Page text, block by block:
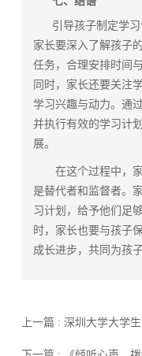
引导孩子制定学习
家长要深入了解孩子
任务，合理安排时间
同时，家长还要关注
学习兴趣与动力。通
并执行有效的学习计
展。
在这个过程中，家
是替代者和监督者。
习计划，给予他们足
时，家长也要与孩子
成长进步，共同为孩
上一篇 : 深圳大学大学